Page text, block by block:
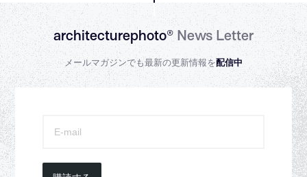
architecturephoto®News Letter
メールマガジンでも最新の更新情報を配信中